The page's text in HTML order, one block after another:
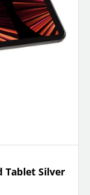
Tablet Silver